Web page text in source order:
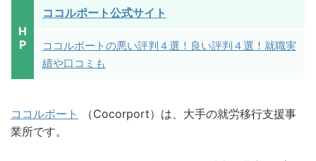
H
P
ココルポート公式サイト
ココルポートの悪い評判４選！良い評判４選！就職実
績や口コミも
ココルポート
（Cocorport）は、大手の就労移行支援事
業所です。